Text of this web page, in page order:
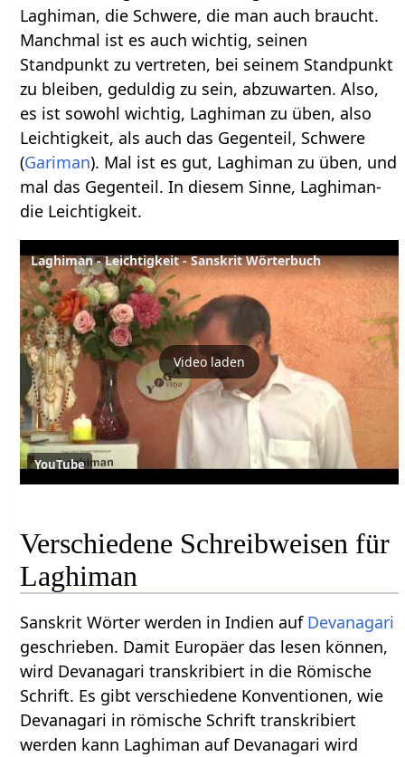
Laghiman, die Schwere, die man auch braucht.
Manchmal ist es auch wichtig, seinen
Standpunkt zu vertreten, bei seinem Standpunkt
zu bleiben, geduldig zu sein, abzuwarten. Also,
es ist sowohl wichtig, Laghiman zu üben, also
Leichtigkeit, als auch das Gegenteil, Schwere
(Gariman). Mal ist es gut, Laghiman zu üben, und
mal das Gegenteil. In diesem Sinne, Laghiman-
die Leichtigkeit.
Laghiman - Leichtigkeit - Sanskrit Wörterbuch
Video laden
YouTube
Verschiedene Schreibweisen für
Laghiman
Sanskrit Wörter werden in Indien auf Devanagari
geschrieben. Damit Europäer das lesen können,
wird Devanagari transkribiert in die Römische
Schrift. Es gibt verschiedene Konventionen, wie
Devanagari in römische Schrift transkribiert
werden kann Laghiman auf Devanagari wird